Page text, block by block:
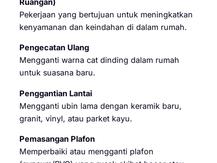
Ruangan)
Pekerjaan yang bertujuan untuk meningkatkan
kenyamanan dan keindahan di dalam rumah.
Pengecatan Ulang
Mengganti warna cat dinding dalam rumah
untuk suasana baru.
Penggantian Lantai
Mengganti ubin lama dengan keramik baru,
granit, vinyl, atau parket kayu.
Pemasangan Plafon
Memperbaiki atau mengganti plafon